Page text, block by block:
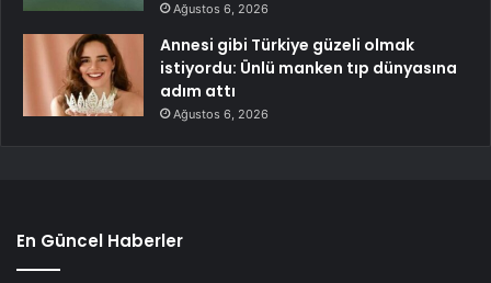
Ağustos 6, 2026
Annesi gibi Türkiye güzeli olmak
istiyordu: Ünlü manken tıp dünyasına
adım attı
Ağustos 6, 2026
En Güncel Haberler